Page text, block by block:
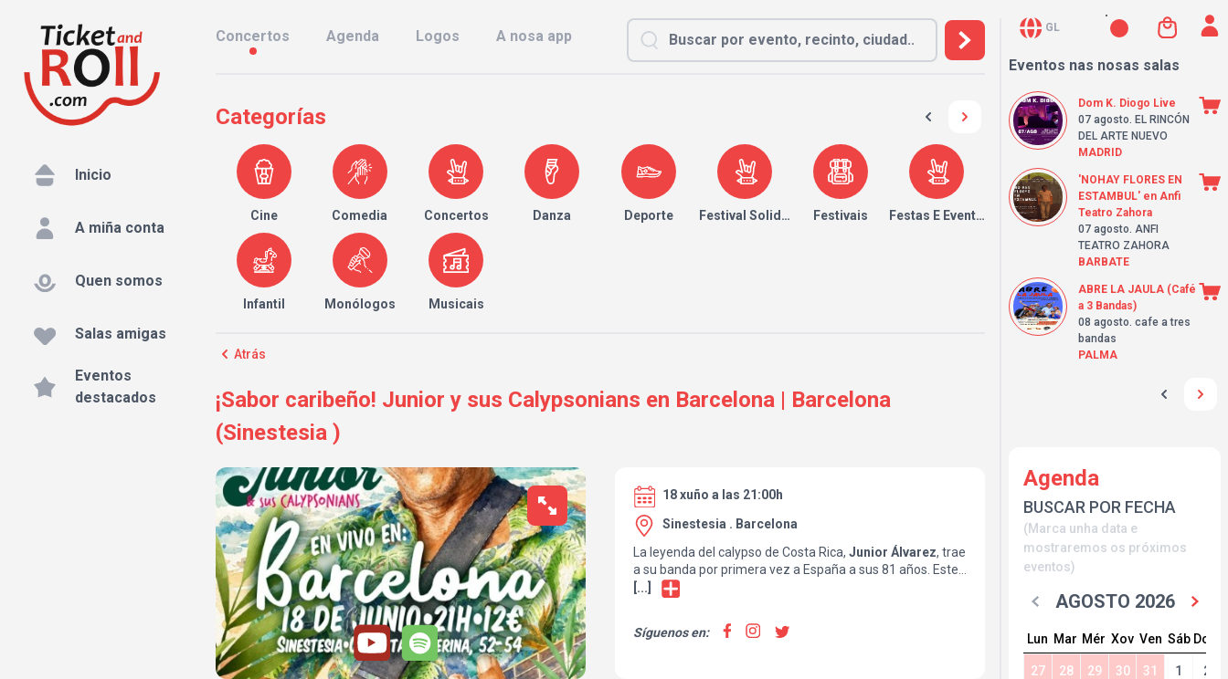
Inicio
A miña conta
Quen somos
Salas amigas
Eventos
destacados
Concertos Agenda Logos A nosa app
Categorías
Cine Comedia Concertos Danza Deporte Festival Solidario Festivais Festas E Eventos
Infantil Monólogos Musicais
Atrás
¡Sabor caribeño! Junior y sus Calypsonians en Barcelona | Barcelona
(Sinestesia )
18 xuño a las 21:00h
Sinestesia . Barcelona
La leyenda del calypso de Costa Rica, Junior Álvarez, trae
a su banda por primera vez a España a sus 81 años. Este
concierto único se celebrará el
experiencia caribeña en el centro de
[...]
Síguenos en:
GL
Eventos nas nosas salas
Dom K. Diogo Live
07 agosto. EL RINCÓN
DEL ARTE NUEVO
MADRID
'NOHAY FLORES EN
ESTAMBUL' en Anfi
Teatro Zahora
07 agosto. ANFI
TEATRO ZAHORA
BARBATE
ABRE LA JAULA (Café
a 3 Bandas)
08 agosto. cafe a tres
bandas
PALMA
Agenda
BUSCAR POR FECHA
(Marca unha data e
mostraremos os próximos
eventos)
AGOSTO 2026
Lun Mar Mér Xov Ven Sáb Dom
27 28 29 30 31 1 2